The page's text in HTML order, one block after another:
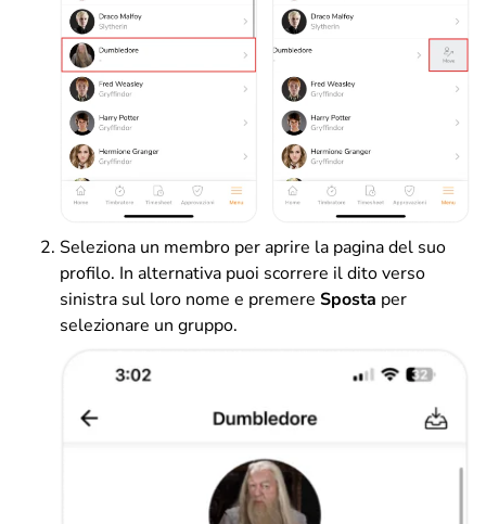
Seleziona un membro per aprire la pagina del suo
profilo. In alternativa puoi scorrere il dito verso
sinistra sul loro nome e premere Sposta per
selezionare un gruppo.